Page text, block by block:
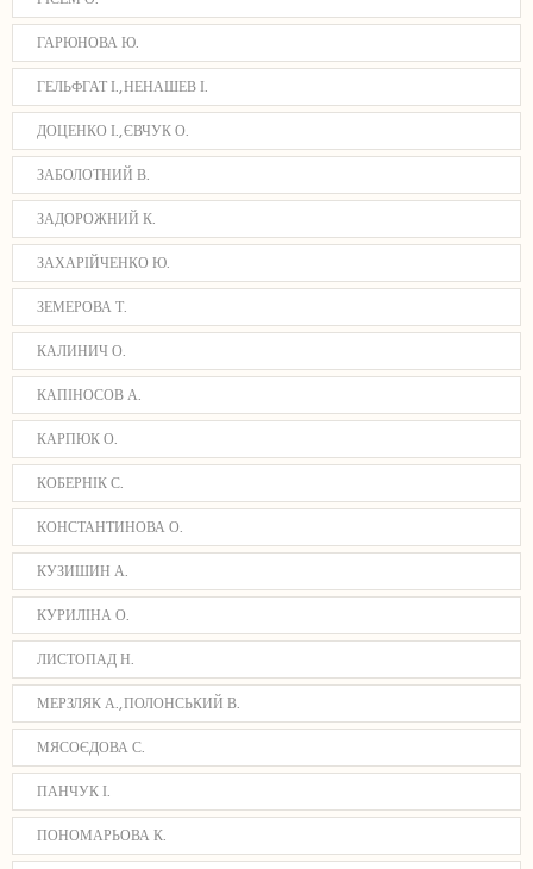
ГАРЮНОВА Ю.
ГЕЛЬФГАТ І., НЕНАШЕВ І.
ДОЦЕНКО І., ЄВЧУК О.
ЗАБОЛОТНИЙ В.
ЗАДОРОЖНИЙ К.
ЗАХАРІЙЧЕНКО Ю.
ЗЕМЕРОВА Т.
КАЛИНИЧ О.
КАПІНОСОВ А.
КАРПЮК О.
КОБЕРНІК С.
КОНСТАНТИНОВА О.
КУЗИШИН А.
КУРИЛІНА О.
ЛИСТОПАД Н.
МЕРЗЛЯК А., ПОЛОНСЬКИЙ В.
МЯСОЄДОВА С.
ПАНЧУК І.
ПОНОМАРЬОВА К.